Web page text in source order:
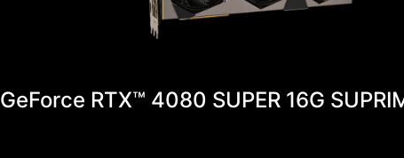
GeForce RTX™ 4080 SUPER 16G